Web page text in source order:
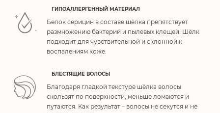
ГИПОАЛЛЕРГЕННЫЙ МАТЕРИАЛ
Белок серицин в составе шёлка препятствует
размножению бактерий и пылевых клещей. Шёлк
подходит для чувствительной и склонной к
воспалениям коже.
БЛЕСТЯЩИЕ ВОЛОСЫ
Благодаря гладкой текстуре шёлка волосы
скользят по поверхности, меньше ломаются и
путаются. Как результат – волосы не секутся и не